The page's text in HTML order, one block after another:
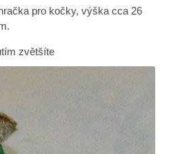
pro kočky, výška cca 26
zvětšíte